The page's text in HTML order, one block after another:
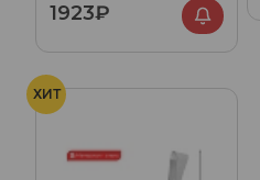
1923₽
ХИТ